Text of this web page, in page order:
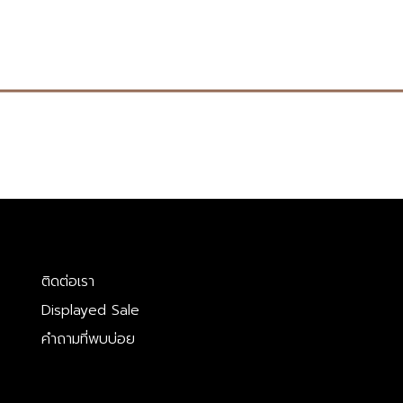
ติดต่อเรา
Displayed Sale
คำถามที่พบบ่อย